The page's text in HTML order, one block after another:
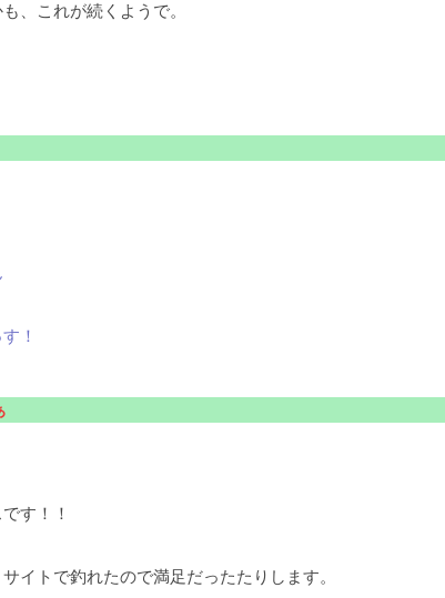
、これが続くようで。
！
す！！
イトで釣れたので満足だったたりします。